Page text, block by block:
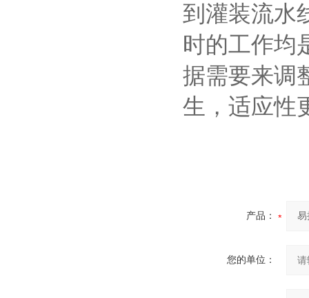
到灌装流水
时的工作均
据需要来调
生，适应性
产品：
您的单位：